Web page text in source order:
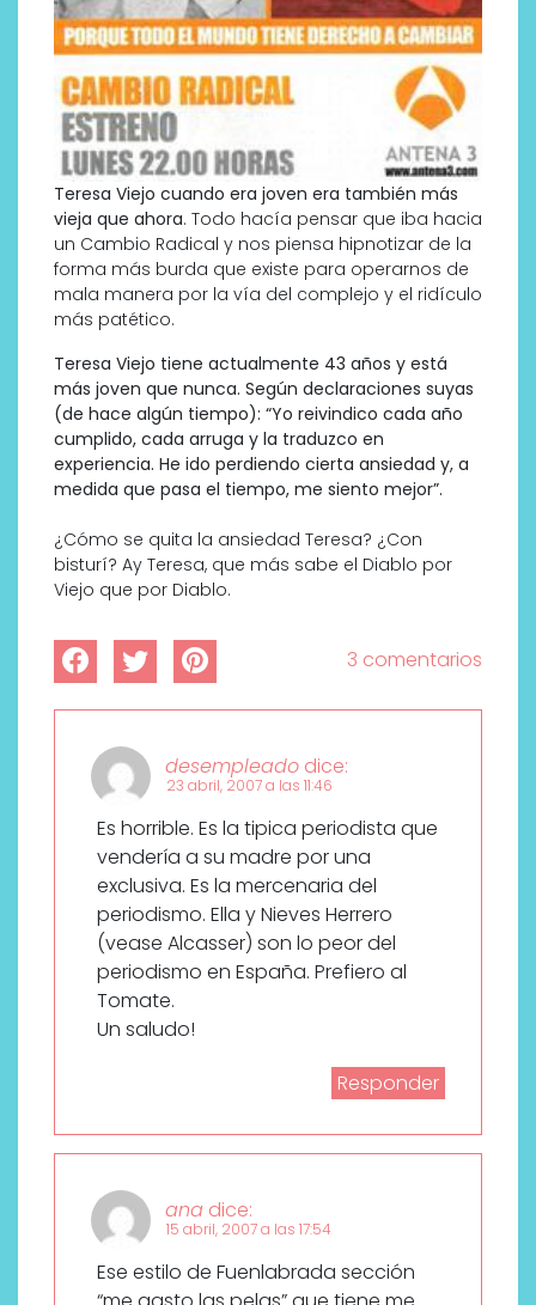
Teresa Viejo cuando era joven era también más
vieja que ahora. Todo hacía pensar que iba hacia
un Cambio Radical y nos piensa hipnotizar de la
forma más burda que existe para operarnos de
mala manera por la vía del complejo y el ridículo
más patético.
Teresa Viejo tiene actualmente 43 años y está
más joven que nunca. Según declaraciones suyas
(de hace algún tiempo): “Yo reivindico cada año
cumplido, cada arruga y la traduzco en
experiencia. He ido perdiendo cierta ansiedad y, a
medida que pasa el tiempo, me siento mejor”.
¿Cómo se quita la ansiedad Teresa? ¿Con
bisturí? Ay Teresa, que más sabe el Diablo por
Viejo que por Diablo.
3 comentarios
desempleado dice:
23 abril, 2007 a las 11:46
Es horrible. Es la tipica periodista que
vendería a su madre por una
exclusiva. Es la mercenaria del
periodismo. Ella y Nieves Herrero
(vease Alcasser) son lo peor del
periodismo en España. Prefiero al
Tomate.
Un saludo!
Responder
ana dice:
15 abril, 2007 a las 17:54
Ese estilo de Fuenlabrada sección